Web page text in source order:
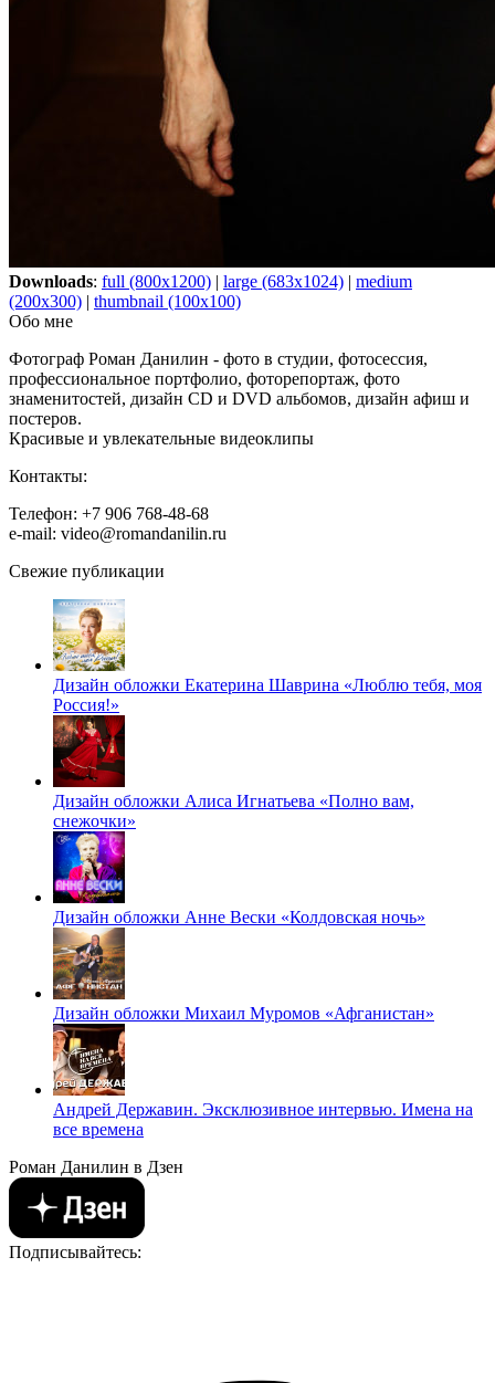
Downloads: full (800x1200) | large (683x1024) | medium
(200x300) | thumbnail (100x100)
Обо мне
Фотограф Роман Данилин - фото в студии, фотосессия,
профессиональное портфолио, фоторепортаж, фото
знаменитостей, дизайн CD и DVD альбомов, дизайн афиш и
постеров.
Красивые и увлекательные видеоклипы
Контакты:
Телефон: +7 906 768-48-68
e-mail: video@romandanilin.ru
Свежие публикации
Дизайн обложки Екатерина Шаврина «Люблю тебя, моя
Россия!»
Дизайн обложки Алиса Игнатьева «Полно вам,
снежочки»
Дизайн обложки Анне Вески «Колдовская ночь»
Дизайн обложки Михаил Муромов «Афганистан»
Андрей Державин. Эксклюзивное интервью. Имена на
все времена
Роман Данилин в Дзен
Подписывайтесь: